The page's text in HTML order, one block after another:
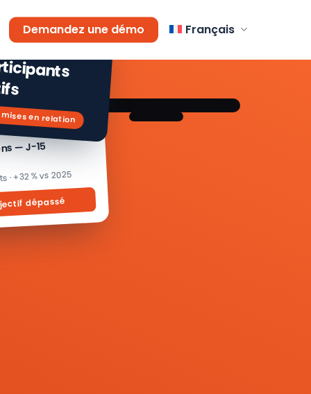
Demandez une démo Français
— J-15
· +32 % vs 2025
dépassé
de
mises en relation